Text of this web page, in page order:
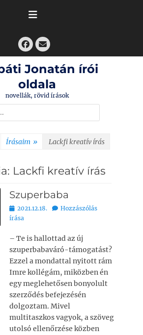
Facebook
Email
Jonatán írói
oldala
novellák, rövid írások
Írásaim » Lackfi kreatív írás
Lackfi kreatív írás
Szuperbaba
Bejegyezve
2021.12.18.
Hozzászólás
írása
– Te is hallottad az új
szuperbabaváró-támogatást?
Ezzel a mondattal nyitott rám
Imre kollégám, miközben én
egy meglehetősen bonyolult
szerződés befejezésén
dolgoztam. Mivel
multitaszkos vagyok, a szöveg
utolsó ellenőrzése közben